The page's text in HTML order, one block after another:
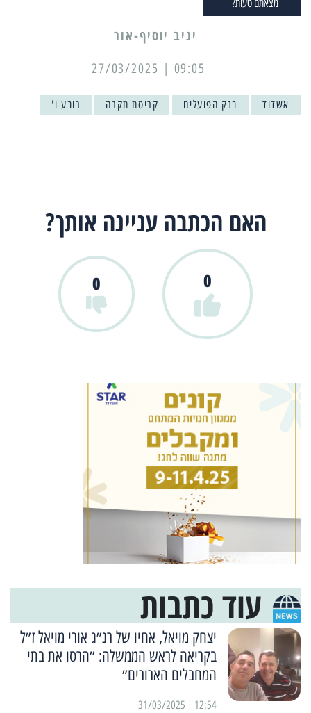
מצאתם טעות?
יניב יוסיף-אור
09:05 | 27/03/2025
אשדוד בנק הפועלים קריסת תקרה רובע ו'
האם הכתבה עניינה אותך?
0
0
עוד כתבות
יצחק מויאל, אחיו של רנ״ג אורי מויאל ז״ל
בקריאה לראש הממשלה: ״הרסו את בתי
המחבלים הארורים״
12:54 | 31/03/2025